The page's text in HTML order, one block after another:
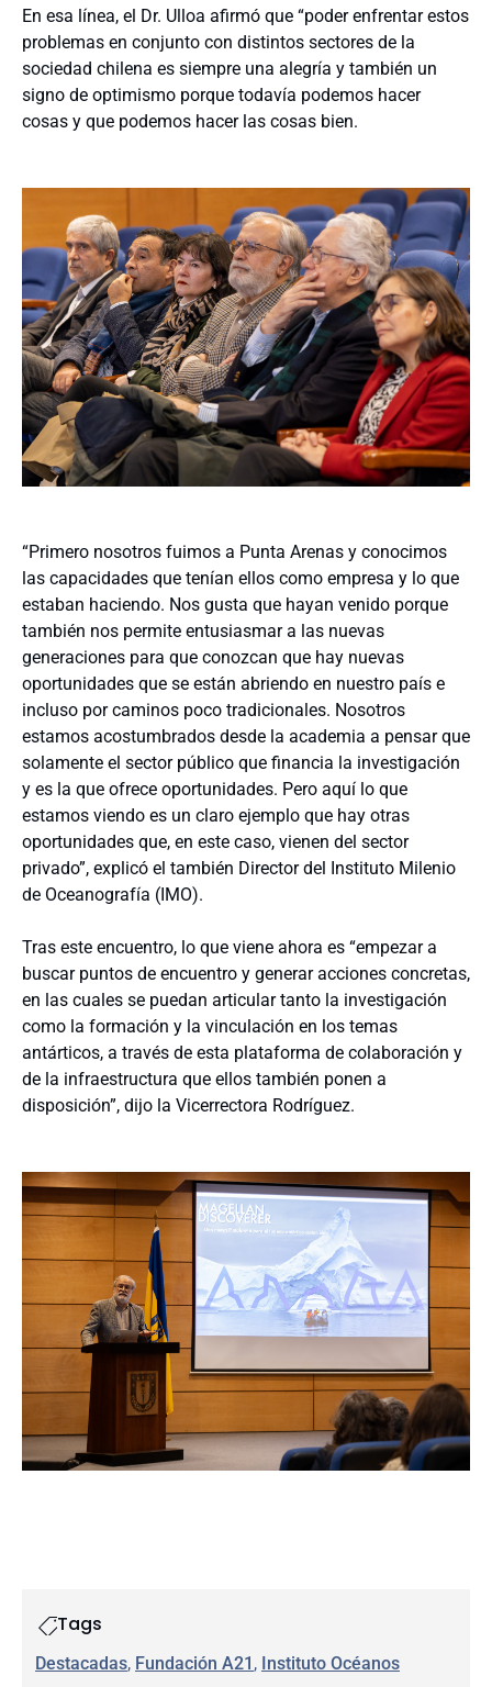
En esa línea, el Dr. Ulloa afirmó que “poder enfrentar estos
problemas en conjunto con distintos sectores de la
sociedad chilena es siempre una alegría y también un
signo de optimismo porque todavía podemos hacer
cosas y que podemos hacer las cosas bien.
“Primero nosotros fuimos a Punta Arenas y conocimos
las capacidades que tenían ellos como empresa y lo que
estaban haciendo. Nos gusta que hayan venido porque
también nos permite entusiasmar a las nuevas
generaciones para que conozcan que hay nuevas
oportunidades que se están abriendo en nuestro país e
incluso por caminos poco tradicionales. Nosotros
estamos acostumbrados desde la academia a pensar que
solamente el sector público que financia la investigación
y es la que ofrece oportunidades. Pero aquí lo que
estamos viendo es un claro ejemplo que hay otras
oportunidades que, en este caso, vienen del sector
privado”, explicó el también Director del Instituto Milenio
de Oceanografía (IMO).
Tras este encuentro, lo que viene ahora es “empezar a
buscar puntos de encuentro y generar acciones concretas,
en las cuales se puedan articular tanto la investigación
como la formación y la vinculación en los temas
antárticos, a través de esta plataforma de colaboración y
de la infraestructura que ellos también ponen a
disposición”, dijo la Vicerrectora Rodríguez.
Tags
Destacadas, Fundación A21 , Instituto Océanos